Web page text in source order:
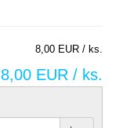
8,00 EUR / ks.
8,00 EUR / ks.